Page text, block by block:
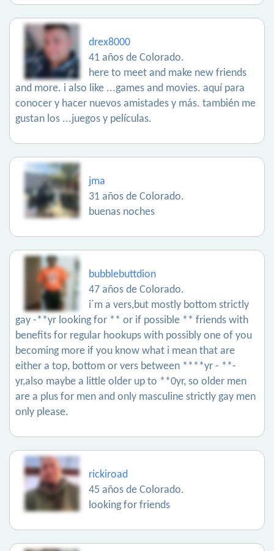
drex8000
41 años de Colorado.
here to meet and make new friends
and more. i also like ...games and movies. aquí para
conocer y hacer nuevos amistades y más. también me
gustan los ...juegos y películas.
jma
31 años de Colorado.
buenas noches
bubblebuttdion
47 años de Colorado.
i´m a vers,but mostly bottom strictly
gay -**yr looking for ** or if possible ** friends with
benefits for regular hookups with possibly one of you
becoming more if you know what i mean that are
either a top, bottom or vers between ****yr - **-
yr,also maybe a little older up to **0yr, so older men
are a plus for men and only masculine strictly gay men
only please.
rickiroad
45 años de Colorado.
looking for friends